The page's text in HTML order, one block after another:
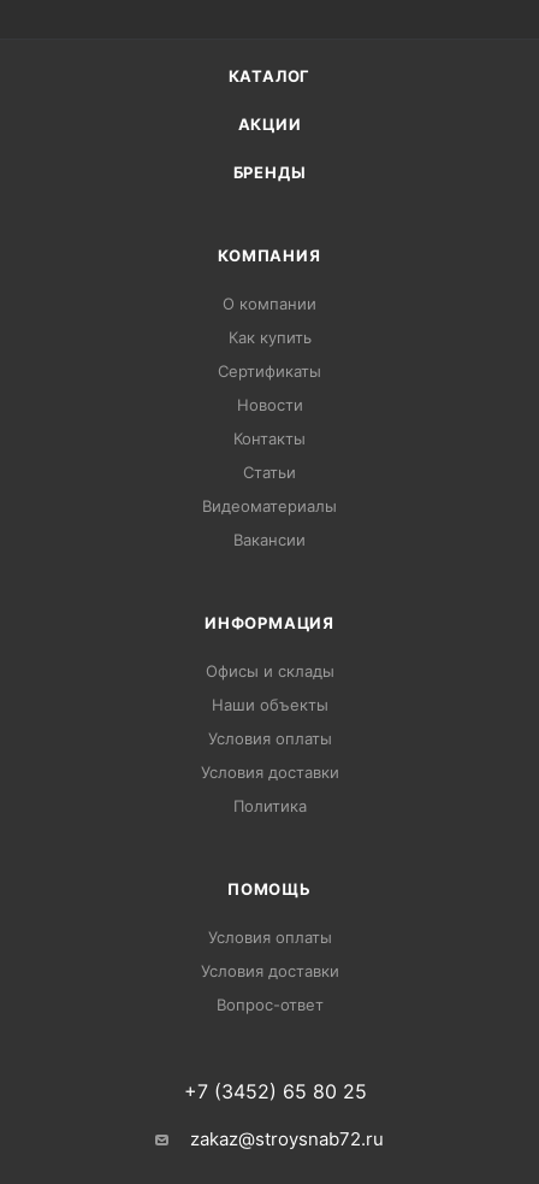
КАТАЛОГ
АКЦИИ
БРЕНДЫ
КОМПАНИЯ
О компании
Как купить
Сертификаты
Новости
Контакты
Статьи
Видеоматериалы
Вакансии
ИНФОРМАЦИЯ
Офисы и склады
Наши объекты
Условия оплаты
Условия доставки
Политика
ПОМОЩЬ
Условия оплаты
Условия доставки
Вопрос-ответ
+7 (3452) 65 80 25
zakaz@stroysnab72.ru